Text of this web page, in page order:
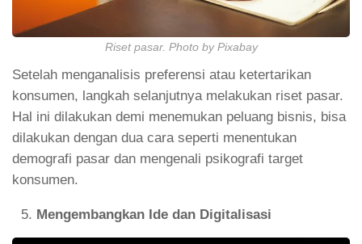
Riset pasar. Photo by Pixabay
Setelah menganalisis preferensi atau ketertarikan
konsumen, langkah selanjutnya melakukan riset pasar.
Hal ini dilakukan demi menemukan peluang bisnis, bisa
dilakukan dengan dua cara seperti menentukan
demografi pasar dan mengenali psikografi target
konsumen.
Mengembangkan Ide dan Digitalisasi